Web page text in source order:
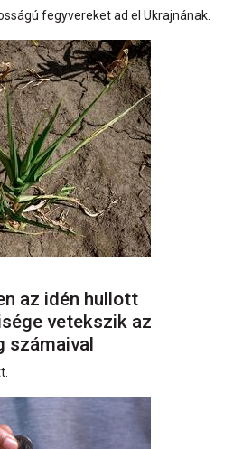
fegyvereket ad el Ukrajnának.
az idén hullott
vetekszik az
számaival